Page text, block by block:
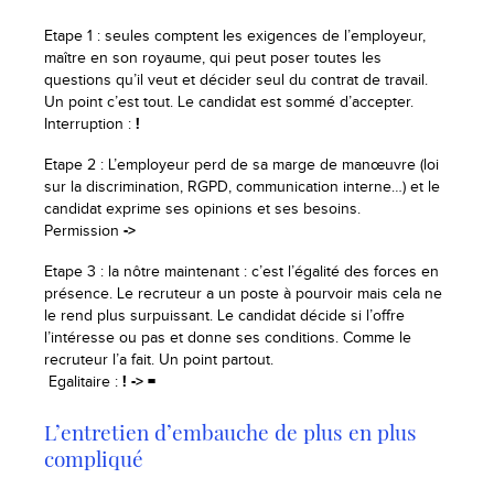
Etape 1 : seules comptent les exigences de l’employeur,
maître en son royaume, qui peut poser toutes les
questions qu’il veut et décider seul du contrat de travail.
Un point c’est tout. Le candidat est sommé d’accepter.
Interruption : !
Etape 2 : L’employeur perd de sa marge de manœuvre (loi
sur la discrimination, RGPD, communication interne…) et le
candidat exprime ses opinions et ses besoins.
Permission ->
Etape 3 : la nôtre maintenant : c’est l’égalité des forces en
présence. Le recruteur a un poste à pourvoir mais cela ne
le rend plus surpuissant. Le candidat décide si l’offre
l’intéresse ou pas et donne ses conditions. Comme le
recruteur l’a fait. Un point partout.
Egalitaire : ! -> =
L’entretien d’embauche de plus en plus
compliqué